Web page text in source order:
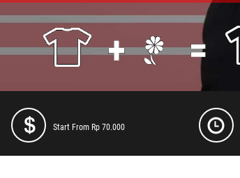
Start From Rp 70.000